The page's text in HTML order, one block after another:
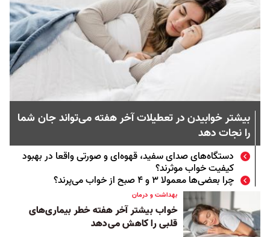
بیشتر خوابیدن در تعطیلات آخر هفته می‌تواند جان شما
را نجات دهد
دستگاه‌های صدای سفید، قهوه‌ای و صورتی واقعا در بهبود
کیفیت خواب موثرند؟
چرا بعضی‌ها معمولا ۳ و ۴ صبح از خواب می‌پرند؟
بهداشت و درمان
خواب بیشتر آخر هفته‌ خطر بیماری‌های
قلبی را کاهش می‌دهد